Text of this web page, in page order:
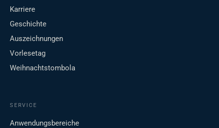
Karriere
Geschichte
Auszeichnungen
Vorlesetag
Weihnachtstombola
SERVICE
Anwendungsbereiche